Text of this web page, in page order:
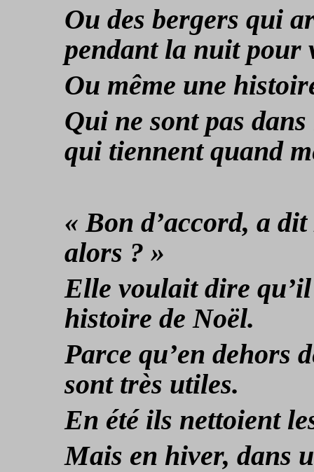
Ou des bergers qui
pendant la nuit pour
Ou même une
Qui ne sont pas
qui tiennent quand
« Bon d’accord, a
alors ? »
Elle voulait dire
histoire de Noël.
Parce qu’en dehors
sont très utiles.
En été ils nettoient
Mais en hiver, dans